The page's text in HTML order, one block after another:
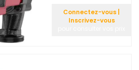
Connectez-vous |
Inscrivez-vous